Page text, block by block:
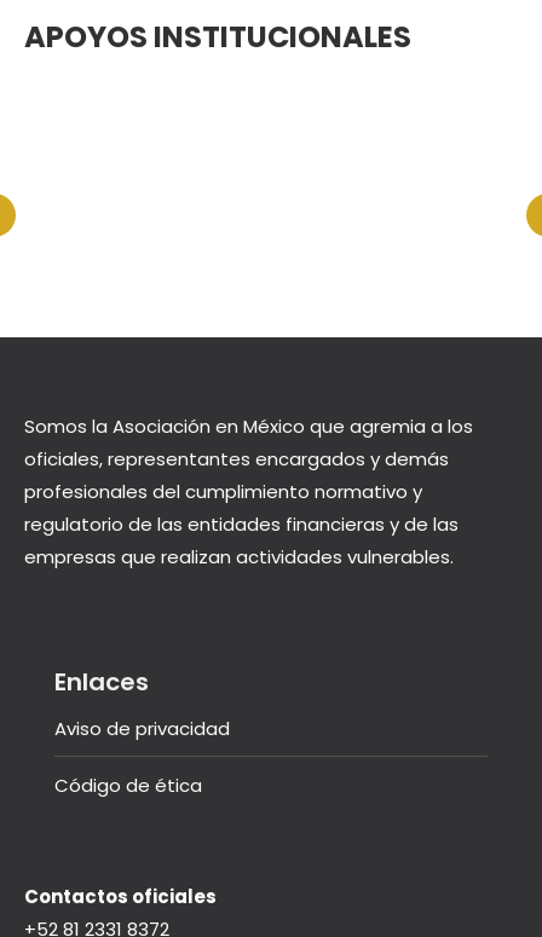
APOYOS INSTITUCIONALES
Somos la Asociación en México que agremia a los
oficiales, representantes encargados y demás
profesionales del cumplimiento normativo y
regulatorio de las entidades financieras y de las
empresas que realizan actividades vulnerables.
Enlaces
Aviso de privacidad
Código de ética
Contactos oficiales
+52 81 2331 8372